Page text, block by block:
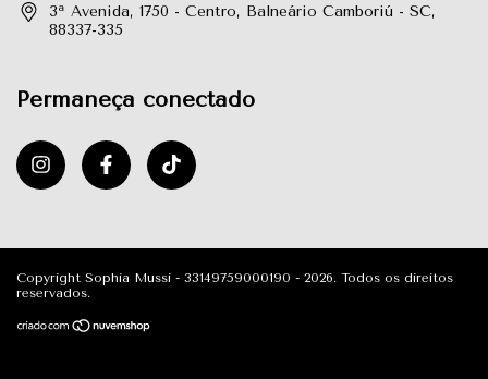
3ª Avenida, 1750 - Centro, Balneário Camboriú - SC,
88337-335
Permaneça conectado
Copyright Sophia Mussi - 33149759000190 - 2026. Todos os direitos
reservados.